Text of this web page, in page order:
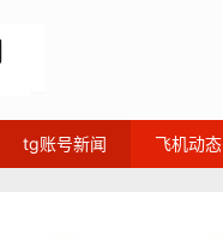
tg账号新闻 飞机动态